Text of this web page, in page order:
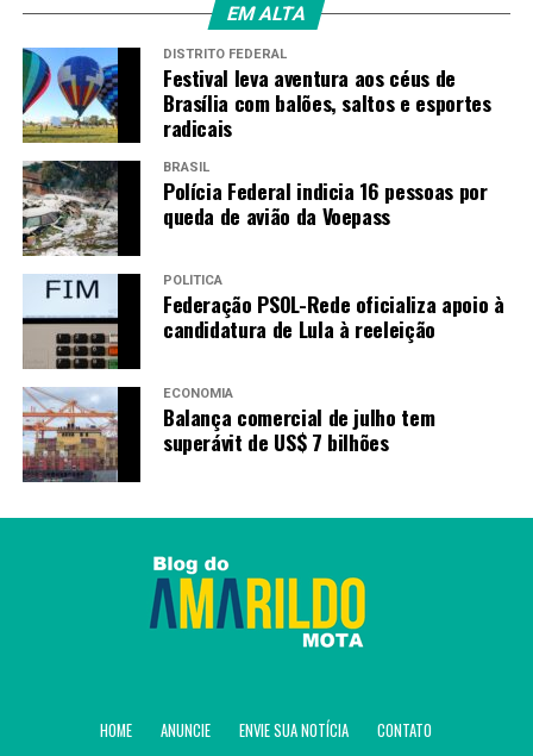
EM ALTA
DISTRITO FEDERAL
Festival leva aventura aos céus de
Brasília com balões, saltos e esportes
radicais
BRASIL
Polícia Federal indicia 16 pessoas por
queda de avião da Voepass
POLÍTICA
Federação PSOL-Rede oficializa apoio à
candidatura de Lula à reeleição
ECONOMIA
Balança comercial de julho tem
superávit de US$ 7 bilhões
HOME ANUNCIE ENVIE SUA NOTÍCIA CONTATO